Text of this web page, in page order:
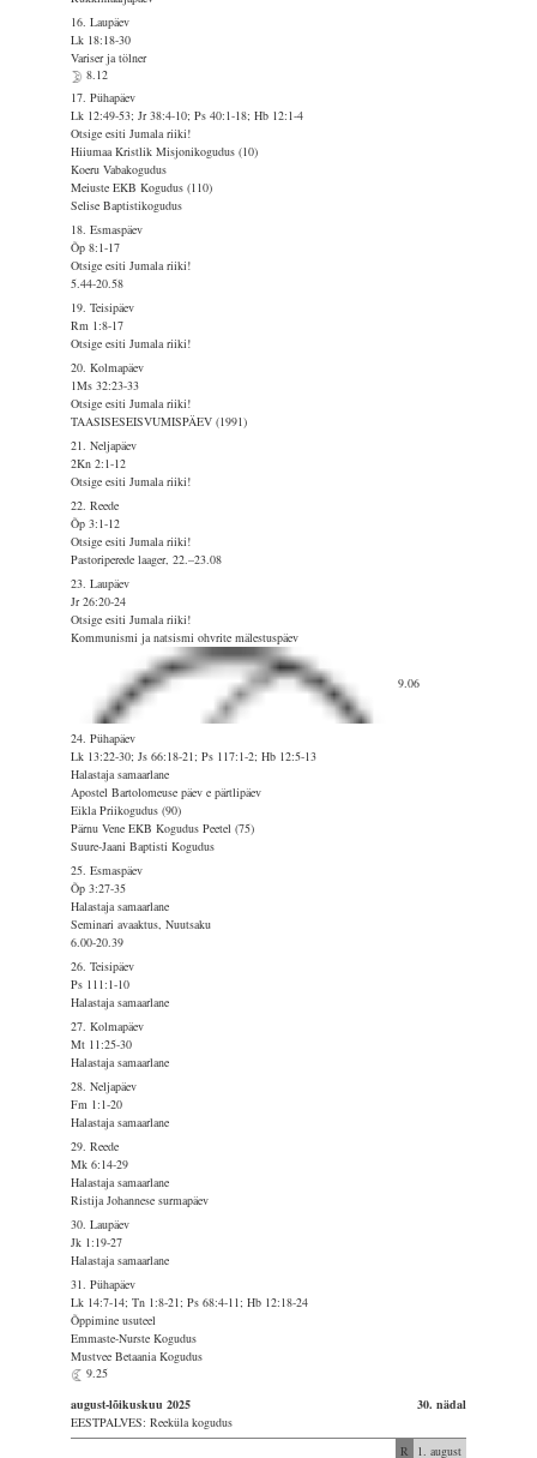
16. Laupäev
Lk 18:18-30
Variser ja tölner
8.12
17. Pühapäev
Lk 12:49-53; Jr 38:4-10; Ps 40:1-18; Hb 12:1-4
Otsige esiti Jumala riiki!
Hiiumaa Kristlik Misjonikogudus (10)
Koeru Vabakogudus
Meiuste EKB Kogudus (110)
Selise Baptistikogudus
18. Esmaspäev
Õp 8:1-17
Otsige esiti Jumala riiki!
5.44-20.58
19. Teisipäev
Rm 1:8-17
Otsige esiti Jumala riiki!
20. Kolmapäev
1Ms 32:23-33
Otsige esiti Jumala riiki!
TAASISESEISVUMISPÄEV (1991)
21. Neljapäev
2Kn 2:1-12
Otsige esiti Jumala riiki!
22. Reede
Õp 3:1-12
Otsige esiti Jumala riiki!
Pastoriperede laager, 22.–23.08
23. Laupäev
Jr 26:20-24
Otsige esiti Jumala riiki!
Kommunismi ja natsismi ohvrite mälestuspäev
9.06
24. Pühapäev
Lk 13:22-30; Js 66:18-21; Ps 117:1-2; Hb 12:5-13
Halastaja samaarlane
Apostel Bartolomeuse päev e pärtlipäev
Eikla Priikogudus (90)
Pärnu Vene EKB Kogudus Peetel (75)
Suure-Jaani Baptisti Kogudus
25. Esmaspäev
Õp 3:27-35
Halastaja samaarlane
Seminari avaaktus, Nuutsaku
6.00-20.39
26. Teisipäev
Ps 111:1-10
Halastaja samaarlane
27. Kolmapäev
Mt 11:25-30
Halastaja samaarlane
28. Neljapäev
Fm 1:1-20
Halastaja samaarlane
29. Reede
Mk 6:14-29
Halastaja samaarlane
Ristija Johannese surmapäev
30. Laupäev
Jk 1:19-27
Halastaja samaarlane
31. Pühapäev
Lk 14:7-14; Tn 1:8-21; Ps 68:4-11; Hb 12:18-24
Õppimine usuteel
Emmaste-Nurste Kogudus
Mustvee Betaania Kogudus
9.25
30. nädal
august-lõikuskuu 2025
EESTPALVES: Reeküla kogudus
R
1. august